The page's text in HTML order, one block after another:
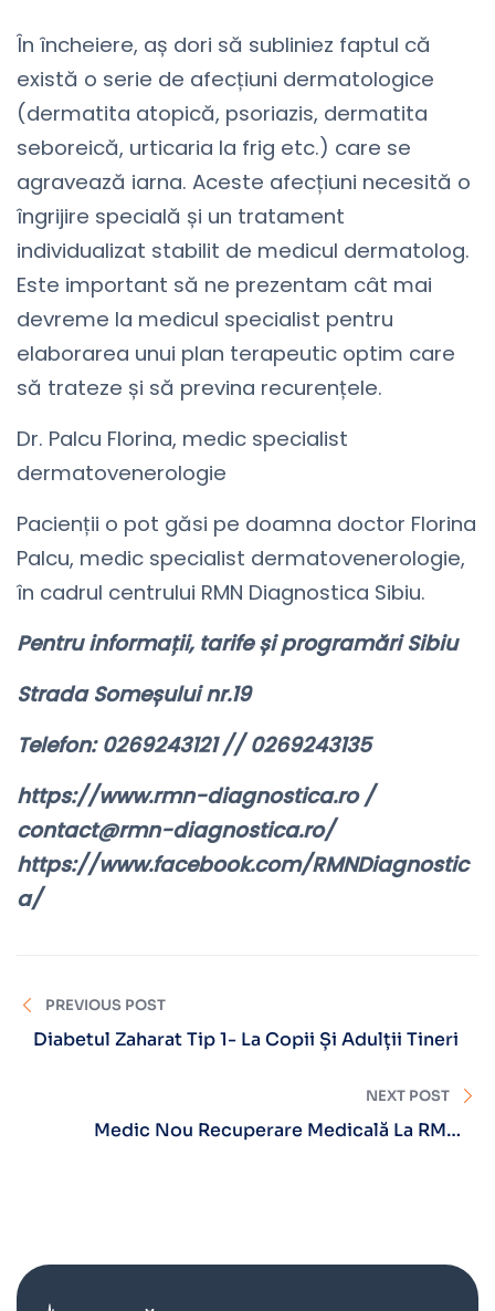
În încheiere, aș dori să subliniez faptul că
există o serie de afecțiuni dermatologice
(dermatita atopică, psoriazis, dermatita
seboreică, urticaria la frig etc.) care se
agravează iarna. Aceste afecțiuni necesită o
îngrijire specială și un tratament
individualizat stabilit de medicul dermatolog.
Este important să ne prezentam cât mai
devreme la medicul specialist pentru
elaborarea unui plan terapeutic optim care
să trateze și să previna recurențele.
Dr. Palcu Florina, medic specialist
dermatovenerologie
Pacienții o pot găsi pe doamna doctor Florina
Palcu, medic specialist dermatovenerologie,
în cadrul centrului RMN Diagnostica Sibiu.
Pentru informații, tarife și programări Sibiu
Strada Someșului nr.19
Telefon: 0269243121 // 0269243135
https://www.rmn-diagnostica.ro /
contact@rmn-diagnostica.ro/
https://www.facebook.com/RMNDiagnostic
a/
PREVIOUS POST
Diabetul Zaharat Tip 1- La Copii Și Adulții Tineri
NEXT POST
Medic Nou Recuperare Medicală La RMN